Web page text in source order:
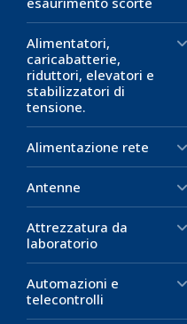
Alimentatori,
caricabatterie,
riduttori, elevatori e
stabilizzatori di
tensione.
Alimentazione rete
Antenne
Attrezzatura da
laboratorio
Automazioni e
telecontrolli